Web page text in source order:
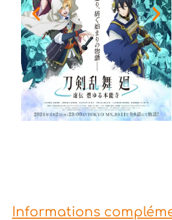
Informations